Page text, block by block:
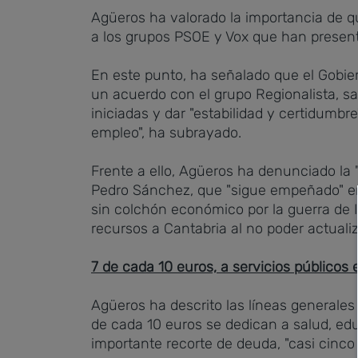
Agüeros ha valorado la importancia de
a los grupos PSOE y Vox que han
En este punto, ha señalado que el
un acuerdo con el grupo Regionalista,
iniciadas y dar "estabilidad y
empleo", ha subrayado.
Frente a ello, Agüeros ha denunciado
Pedro Sánchez, que "sigue empeñado"
sin colchón económico por la guerra de
recursos a Cantabria al no poder
7 de cada 10 euros, a servicios públicos
Agüeros ha descrito las líneas
de cada 10 euros se dedican a salud,
importante recorte de deuda, "casi cinco